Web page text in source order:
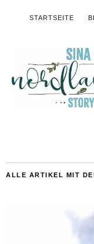
STARTSEITE
ALLE ARTIKEL MIT